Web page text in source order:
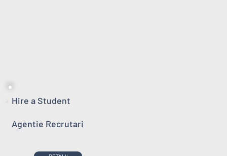
Hire a Student
Agentie Recrutari